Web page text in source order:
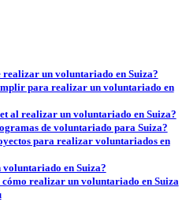
realizar un voluntariado en Suiza?
para realizar un voluntariado en
al realizar un voluntariado en Suiza?
de voluntariado para Suiza?
para realizar voluntariados en
en Suiza?
cómo realizar un voluntariado en Suiza